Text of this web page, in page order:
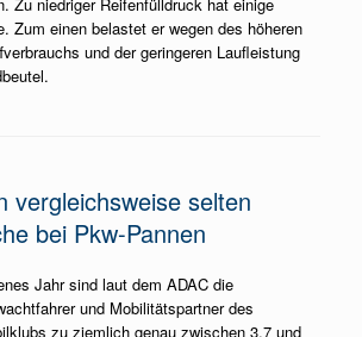
Zum einen belastet er wegen des höheren
und der geringeren Laufleistung
vergleichsweise selten
bei Pkw-Pannen
Jahr sind laut dem ADAC die
und Mobilitätspartner des
zu ziemlich genau zwischen 3,7 und